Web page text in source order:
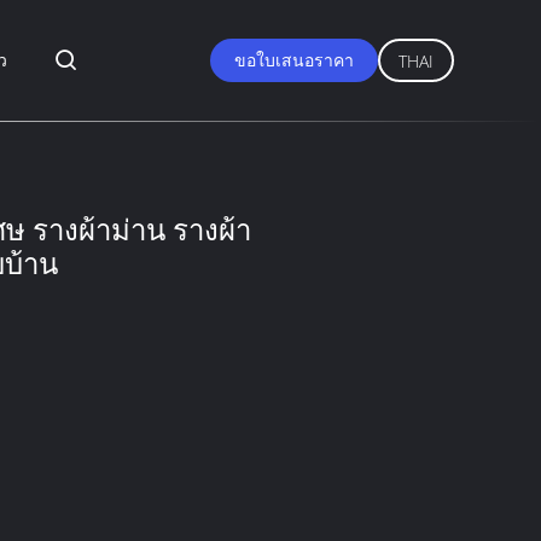
ขอใบเสนอราคา THAI
รางผ้าม่าน รางผ้า
าน